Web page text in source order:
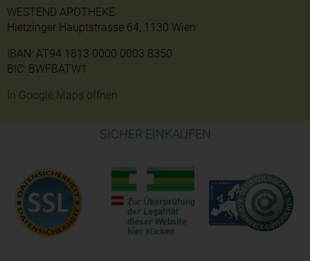
WESTEND APOTHEKE
Hietzinger Hauptstrasse 64, 1130 Wien
IBAN: AT94 1813 0000 0003 8350
BIC: BWFBATW1
In Google Maps öffnen
SICHER EINKAUFEN